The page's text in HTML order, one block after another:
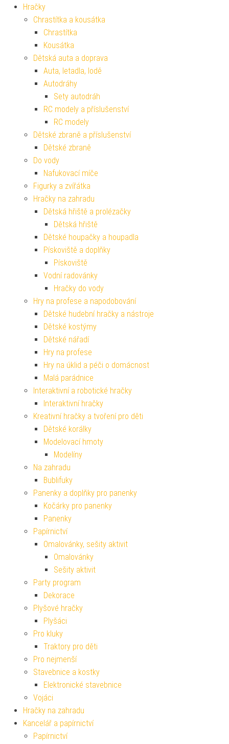
Hračky
Chrastítka a kousátka
Chrastítka
Kousátka
Dětská auta a doprava
Auta, letadla, lodě
Autodráhy
Sety autodráh
RC modely a příslušenství
RC modely
Dětské zbraně a příslušenství
Dětské zbraně
Do vody
Nafukovací míče
Figurky a zvířátka
Hračky na zahradu
Dětská hřiště a prolézačky
Dětská hřiště
Dětské houpačky a houpadla
Pískoviště a doplňky
Pískoviště
Vodní radovánky
Hračky do vody
Hry na profese a napodobování
Dětské hudební hračky a nástroje
Dětské kostýmy
Dětské nářadí
Hry na profese
Hry na úklid a péči o domácnost
Malá parádnice
Interaktivní a robotické hračky
Interaktivní hračky
Kreativní hračky a tvoření pro děti
Dětské korálky
Modelovací hmoty
Modelíny
Na zahradu
Bublifuky
Panenky a doplňky pro panenky
Kočárky pro panenky
Panenky
Papírnictví
Omalovánky, sešity aktivit
Omalovánky
Sešity aktivit
Party program
Dekorace
Plyšové hračky
Plyšáci
Pro kluky
Traktory pro děti
Pro nejmenší
Stavebnice a kostky
Elektronické stavebnice
Vojáci
Hračky na zahradu
Kancelář a papírnictví
Papírnictví